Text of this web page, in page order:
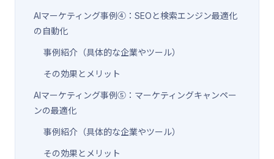
AIマーケティング事例④：SEOと検索エンジン最適化
の自動化
事例紹介（具体的な企業やツール）
その効果とメリット
AIマーケティング事例⑤：マーケティングキャンペー
ンの最適化
事例紹介（具体的な企業やツール）
その効果とメリット